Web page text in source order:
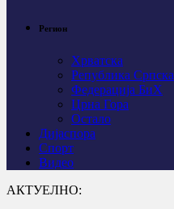
Регион
Хрватска
Република Српска
Федерација БиХ
Црна Гора
Остало
Дијаспора
Спорт
Видео
АКТУЕЛНО: